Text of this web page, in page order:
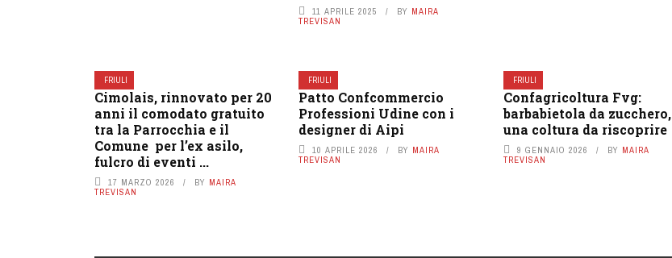
11 APRILE 2025 BY MAIRA
TREVISAN
FRIULI
Cimolais, rinnovato per 20
anni il comodato gratuito
tra la Parrocchia e il
Comune per l’ex asilo,
fulcro di eventi ...
17 MARZO 2026 BY MAIRA
TREVISAN
FRIULI
Patto Confcommercio
Professioni Udine con i
designer di Aipi
10 APRILE 2026 BY MAIRA
TREVISAN
FRIULI
Confagricoltura Fvg:
barbabietola da zucchero,
una coltura da riscoprire
9 GENNAIO 2026 BY MAIRA
TREVISAN